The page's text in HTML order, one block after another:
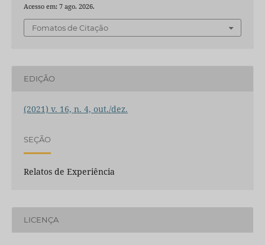
Acesso em: 7 ago. 2026.
Fomatos de Citação
EDIÇÃO
(2021) v. 16, n. 4, out./dez.
SEÇÃO
Relatos de Experiência
LICENÇA